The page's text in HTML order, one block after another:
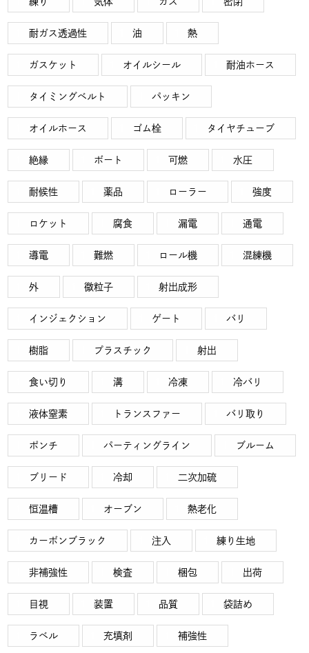
耐ガス透過性 油 熱
ガスケット オイルシール 耐油ホース
タイミングベルト パッキン
オイルホース ゴム栓 タイヤチューブ
絶縁 ボート 可燃 水圧
耐候性 薬品 ローラー 強度
ロケット 腐食 漏電 通電
導電 難燃 ロール機 混練機
外 微粒子 射出成形
インジェクション ゲート バリ
樹脂 プラスチック 射出
食い切り 溝 冷凍 冷バリ
液体窒素 トランスファー バリ取り
ポンチ パーティングライン ブルーム
ブリード 冷却 二次加硫
恒温槽 オーブン 熱老化
カーボンブラック 注入 練り生地
非補強性 検査 梱包 出荷
目視 装置 品質 袋詰め
ラベル 充填剤 補強性